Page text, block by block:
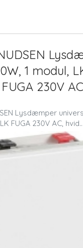
1 modul,
230V
Lysdæmper
FUGA 230V AC, hvid..